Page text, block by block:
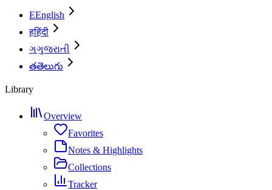
EEnglish
हहिंदी
ગગુજરાતી
తతెలుగు
Library
Overview
Favorites
Notes & Highlights
Collections
Tracker